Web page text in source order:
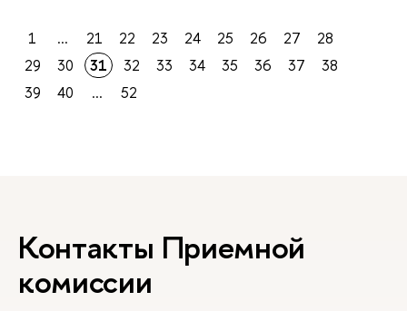
1 ... 21 22 23 24 25 26 27
28
29
30 31 32 33 34 35 36 37
38
39
40 ... 52
Контакты Приемной
комиссии